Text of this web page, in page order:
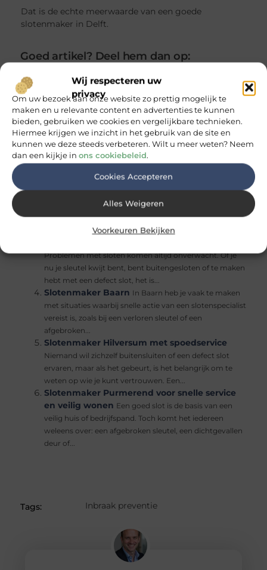
Wij respecteren uw
privacy
Om uw bezoek aan onze website zo prettig mogelijk te
maken en u relevante content en advertenties te kunnen
bieden, gebruiken we cookies en vergelijkbare technieken.
Hiermee krijgen we inzicht in het gebruik van de site en
kunnen we deze steeds verbeteren. Wilt u meer weten? Neem
dan een kijkje in ons cookiebeleid
Cookies Accepteren
Alles Weigeren
Voorkeuren Bekijken
Dat is de echte meerwaarde van een goede
slotenmaker in Delft.
Goed artikel? Deel hem dan op:
(Twitter)
Facebook Email
Gerelateerde Berichten:
Slotenmaker Diemen voor snelle hulp en
betrouwbare beveiliging Een goed slot is een
essentieel onderdeel van een veilig huis of bedrijfspand.
sleutel, een deur die dichtvalt...
Top vijf gereedschappen voor een tuinier Als jij
vaak in de tuin bezig bent dan heb je vanalles en nog
wat nodig. Zeker als beginner kan het goed van pas
Problemen met sloten komen altijd onverwacht. Of je
nu je sleutel kwijt bent, bent buitengesloten of te maken
hebt met een defect slot, het is...
Slotenmaker Baarn
In Baarn heb je vaak te maken
met situaties waarbij snelle actie van een slotenspecialist
vereist is, zoals bij een verloren sleutel of een
afgebroken...
Slotenmaker Hilversum met spoedservice
Niemand wil zichzelf buitensluiten of een defect slot
ervaren, maar als het gebeurt, is het belangrijk om te
weten op wie je kunt vertrouwen. Een...
Slotenmaker Purmerend voor snelle service
en veilig wonen Een goed slot is de basis van een
veilig huis of bedrijfspand. Toch komt het iedereen
weleens over: een afgebroken sleutel, een dichtgevallen
deur of...
Tags: Inbraak preventie